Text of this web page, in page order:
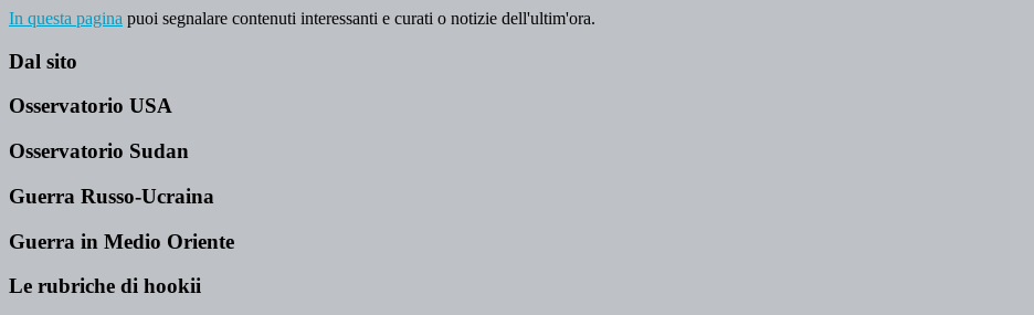
In questa pagina puoi segnalare contenuti interessanti e curati o notizie dell'ultim'ora.
Dal sito
Osservatorio USA
Osservatorio Sudan
Guerra Russo-Ucraina
Guerra in Medio Oriente
Le rubriche di hookii